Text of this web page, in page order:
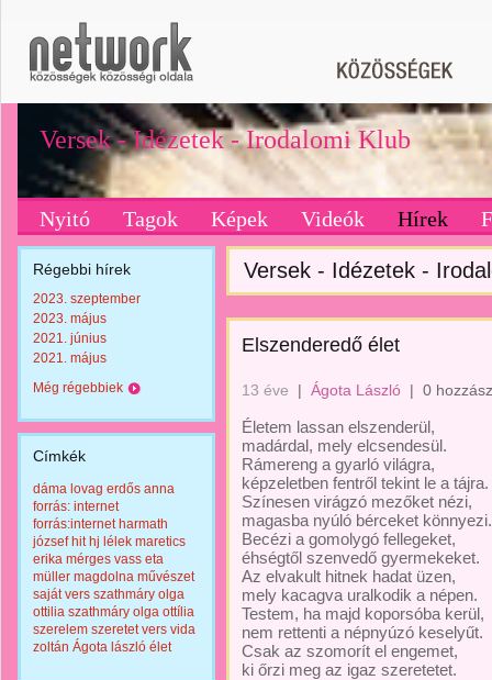
Versek - Idézetek - Irodalomi Klub
Nyitó Tagok Képek Videók Hírek
Régebbi hírek
2023. szeptember
2023. május
2021. június
2021. május
Még régebbiek
Címkék
dáma lovag erdős anna
forrás: internet
forrás:internet harmath
józsef hit hj lélek maretics
erika mérges vass eta
müller magdolna művészet
saját vers szathmáry olga
ottilia szathmáry olga ottília
szerelem szeretet vers vida
zoltán Ágota lászló élet
Versek - Idézetek -
Elszenderedő élet
13 éve | Ágota László | 0
Életem lassan elszenderül,
madárdal, mely elcsendesül.
Rámereng a gyarló világra,
képzeletben fentről tekint le a tájra.
Színesen virágzó mezőket nézi,
magasba nyúló bérceket könnyezi.
Becézi a gomolygó fellegeket,
éhségtől szenvedő gyermekeket.
Az elvakult hitnek hadat üzen,
mely kacagva uralkodik a népen.
Testem, ha majd koporsóba kerül,
nem rettenti a népnyúzó keselyűt.
Csak az szomorít el engemet,
ki őrzi meg az igaz szeretetet.